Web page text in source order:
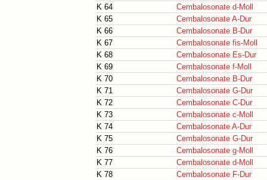
K 64
Cembalosonate d-Moll
K 65
Cembalosonate A-Dur
K 66
Cembalosonate B-Dur
K 67
Cembalosonate fis-Moll
K 68
Cembalosonate Es-Dur
K 69
Cembalosonate f-Moll
K 70
Cembalosonate B-Dur
K 71
Cembalosonate G-Dur
K 72
Cembalosonate C-Dur
K 73
Cembalosonate c-Moll
K 74
Cembalosonate A-Dur
K 75
Cembalosonate G-Dur
K 76
Cembalosonate g-Moll
K 77
Cembalosonate d-Moll
K 78
Cembalosonate F-Dur